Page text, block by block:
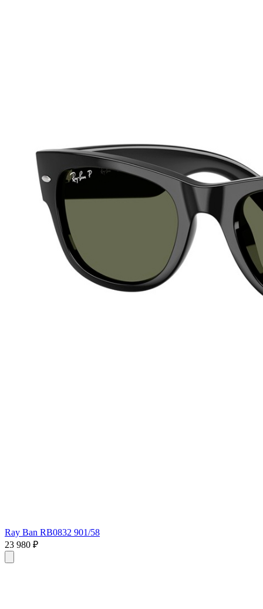
Ray Ban RB0832 901/58
23 980 ₽